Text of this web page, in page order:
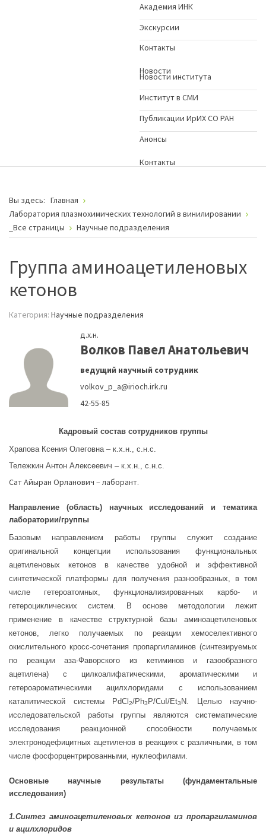
Академия ИНК
Экскурсии
Контакты
Новости
Новости института
Институт в СМИ
Публикации ИрИХ СО РАН
Анонсы
Контакты
Вы здесь: Главная
Лаборатория плазмохимических технологий в винилировании
_Все страницы
Научные подразделения
Группа аминоацетиленовых
кетонов
Категория: Научные подразделения
д.х.н.
Волков Павел Анатольевич
ведущий научный сотрудник
volkov_p_a@irioch.irk.ru
42-55-85
Кадровый состав сотрудников группы
Храпова Ксения Олеговна – к.х.н., с.н.с.
Тележкин Антон Алексеевич – к.х.н., с.н.с.
Сат Айыран Орланович – лаборант.
Направление (область) научных исследований и тематика
лаборатории/группы
Базовым направлением работы группы служит создание
оригинальной концепции использования функциональных
ацетиленовых кетонов в качестве удобной и эффективной
синтетической платформы для получения разнообразных, в том
числе гетероатомных, функционализированных карбо- и
гетероциклических систем. В основе методологии лежит
применение в качестве структурной базы аминоацетиленовых
кетонов, легко получаемых по реакции хемоселективного
окислительного кросс-сочетания пропаргиламинов (синтезируемых
по реакции аза-Фаворского из кетиминов и газообразного
ацетилена) с цилкоалифатическими, ароматическими и
гетероароматическими ацилхлоридами с использованием
каталитической системы PdCl 2/Ph3 P/CuI/Et3 N. Целью научно-
исследовательской работы группы являются систематические
исследования реакционной способности получаемых
электронодефицитных ацетиленов в реакциях с различными, в том
числе фосфорцентрированными, нуклеофилами.
Основные научные результаты (фундаментальные
исследования)
1.Синтез аминоацетиленовых кетонов из пропаргиламинов
и ацилхлоридов